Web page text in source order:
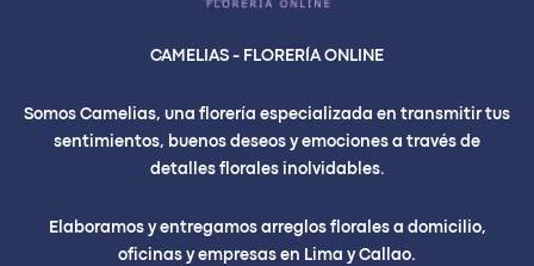
CAMELIAS - FLORERÍA ONLINE
Somos Camelias, una florería especializada en transmitir tus
sentimientos, buenos deseos y emociones a través de
detalles florales inolvidables.
Elaboramos y entregamos arreglos florales a domicilio,
oficinas y empresas en Lima y Callao.